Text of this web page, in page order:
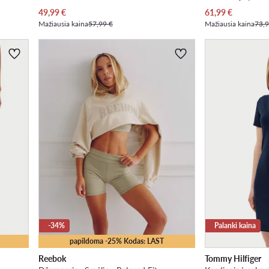
Dabartinė kaina
49,99€
Mažiausia kaina57,99 €
Dabartinė kaina
61,99€
Mažiausia kaina
papildoma -25% Kodas: LAST
-34%
Reebok
Palanki kaina
Tommy Hilfiger